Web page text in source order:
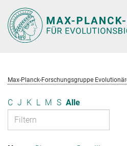
Hauptinhalt
C J K L M S Alle